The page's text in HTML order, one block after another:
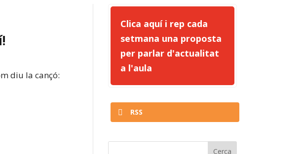
diu la cançó:
Clica aquí i rep cada
setmana una proposta
per parlar d'actualitat
a l'aula
RSS